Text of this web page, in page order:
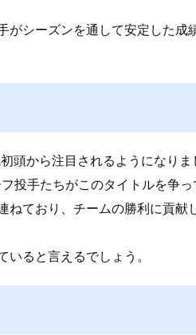
がシーズンを通して安定した成
頭から注目されるようになりま
投手たちがこのタイトルを争っ
ており、チームの勝利に貢献
ると言えるでしょう。